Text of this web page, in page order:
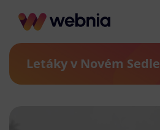
Letáky v Novém Sedle